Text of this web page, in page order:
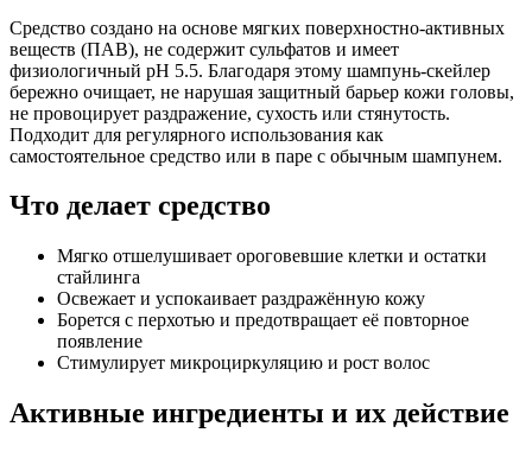
Средство создано на основе мягких поверхностно-активных
веществ (ПАВ), не содержит сульфатов и имеет
физиологичный pH 5.5. Благодаря этому шампунь-скейлер
бережно очищает, не нарушая защитный барьер кожи головы,
не провоцирует раздражение, сухость или стянутость.
Подходит для регулярного использования как
самостоятельное средство или в паре с обычным шампунем.
Что делает средство
Мягко отшелушивает ороговевшие клетки и остатки
стайлинга
Освежает и успокаивает раздражённую кожу
Борется с перхотью и предотвращает её повторное
появление
Стимулирует микроциркуляцию и рост волос
Активные ингредиенты и их действие